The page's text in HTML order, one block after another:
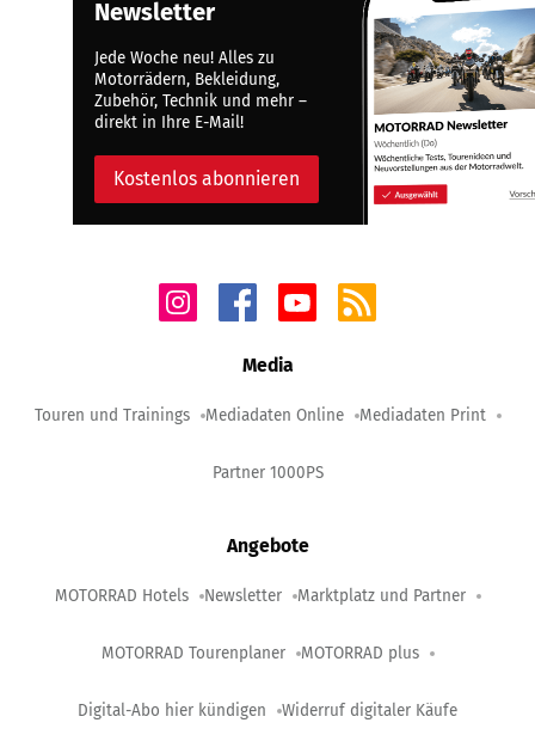
Newsletter
Jede Woche neu! Alles zu
Motorrädern, Bekleidung,
Zubehör, Technik und mehr –
direkt in Ihre E-Mail!
Kostenlos abonnieren
Media
Touren und Trainings Mediadaten Online Mediadaten Print
Partner 1000PS
Angebote
MOTORRAD Hotels Newsletter Marktplatz und Partner
MOTORRAD Tourenplaner MOTORRAD plus
Digital-Abo hier kündigen Widerruf digitaler Käufe